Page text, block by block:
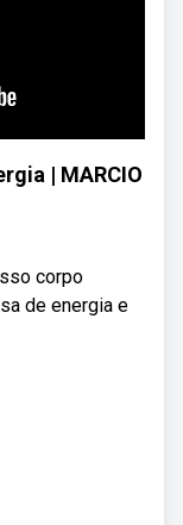
| MARCIO
corpo
de energia e